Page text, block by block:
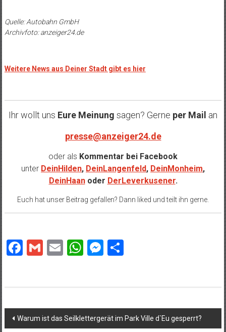
Quelle: Autobahn GmbH
Archivfoto: anzeiger24.de
Weitere News aus Deiner Stadt gibt es hier
Ihr wollt uns Eure Meinung sagen? Gerne per Mail an
presse@anzeiger24.de
oder als Kommentar bei Facebook
unter DeinHilden, DeinLangenfeld, DeinMonheim,
DeinHaanoder DerLeverkusener.
Euch hat unser Beitrag gefallen? Dann liked und teilt ihn gerne.
Facebook
GmailEmailWhatsApp
Messenger
Beitragsnavigation
Warum ist das Seilklettergerät im Park Ville d`Eu gesperrt?